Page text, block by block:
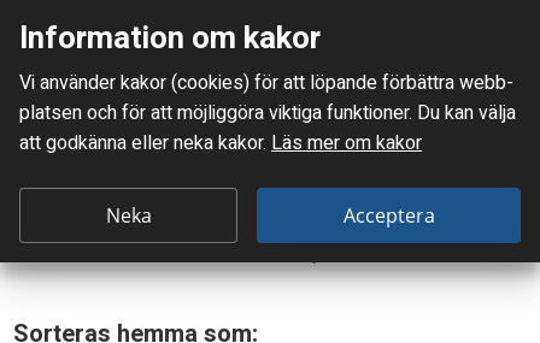
Mellanskånes Renhållnings AB
Du är här: Sexpackstråg (till aluminiumburkar)
S
x
p
Sexpackstråg (till
aluminiumburkar)
Sorteras hemma som:
Information om kakor
Vi använder kakor (cookies) för att löpande förbättra webb­
platsen och för att möjlig­göra viktiga funktioner. Du kan välja
att godkänna eller neka kakor. Läs mer om kakor
Neka Acceptera